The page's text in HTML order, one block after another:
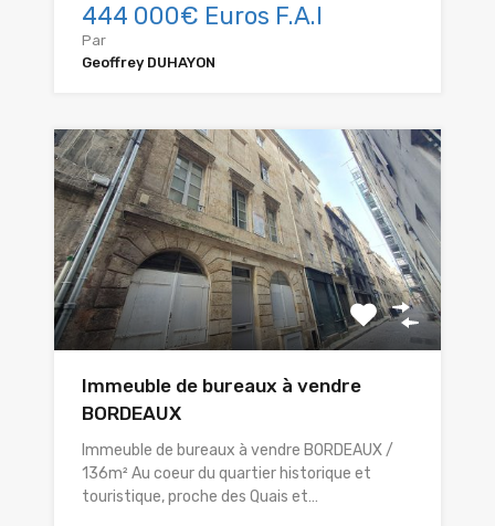
444 000€ Euros F.A.I
Par
Geoffrey DUHAYON
Immeuble de bureaux à vendre
BORDEAUX
Immeuble de bureaux à vendre BORDEAUX /
136m² Au coeur du quartier historique et
touristique, proche des Quais et…